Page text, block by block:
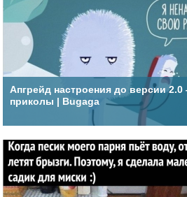
Апгрейд настроения до версии
приколы | Bugaga